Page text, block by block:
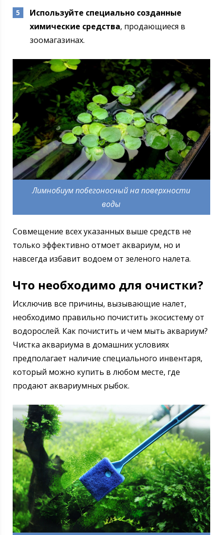
Используйте специально созданные
химические средства, продающиеся в
зоомагазинах.
Лимнобиум побегоносный на поверхности
воды
Совмещение всех указанных выше средств не
только эффективно отмоет аквариум, но и
навсегда избавит водоем от зеленого налета.
Что необходимо для очистки?
Исключив все причины, вызывающие налет,
необходимо правильно почистить экосистему от
водорослей. Как почистить и чем мыть аквариум?
Чистка аквариума в домашних условиях
предполагает наличие специального инвентаря,
который можно купить в любом месте, где
продают аквариумных рыбок.